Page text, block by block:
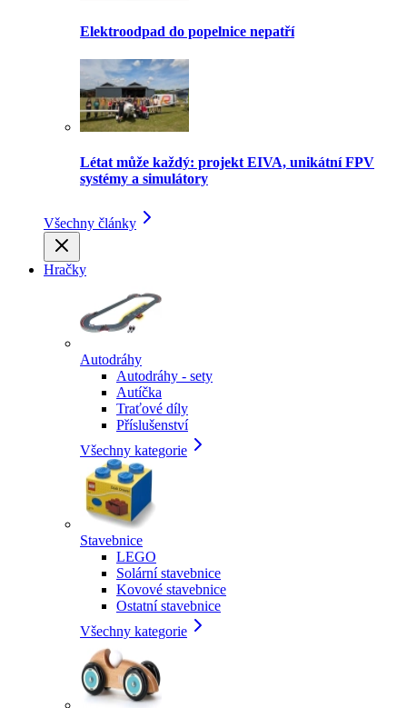
Elektroodpad do popelnice nepatří
Létat může každý: projekt EIVA, unikátní FPV
systémy a simulátory
Všechny články
Hračky
Autodráhy
Autodráhy - sety
Autíčka
Traťové díly
Příslušenství
Všechny kategorie
Stavebnice
LEGO
Solární stavebnice
Kovové stavebnice
Ostatní stavebnice
Všechny kategorie